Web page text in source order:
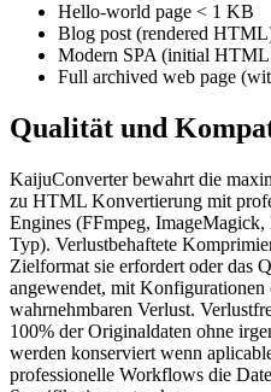
Hello-world page < 1 KB
Blog post (rendered
Modern SPA (initial HTML
Full archived web page
Qualität und
KaijuConverter bewahrt die
zu HTML Konvertierung mit
Engines (FFmpeg,
Typ). Verlustbehaftete
Zielformat sie erfordert oder das
angewendet, mit
wahrnehmbaren Verlust.
100% der Originaldaten ohne
werden konserviert wenn
professionelle Workflows die